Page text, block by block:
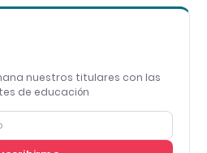
nuestros titulares con las
de educación